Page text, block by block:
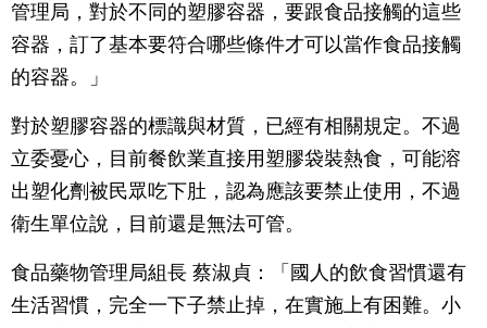
管理局，對於不同的塑膠容器，要跟食品接觸的這些
容器，訂了基本要符合哪些條件才可以當作食品接觸
的容器。」
對於塑膠容器的標識與材質，已經有相關規定。不過
立委憂心，目前餐飲業直接用塑膠袋裝熱食，可能溶
出塑化劑被民眾吃下肚，認為應該要禁止使用，不過
衛生單位說，目前還是無法可管。
食品藥物管理局組長 蔡淑貞：「國人的飲食習慣還有
生活習慣，完全一下子禁止掉，在實施上有困難。小